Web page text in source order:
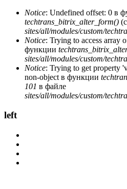
Notice: Undefined offset: 0 в
techtrans_bitrix_alter_form()
sites/all/modules/custom/
Notice: Trying to access array
функции
sites/all/modules/custom/
Notice: Trying to get property
non-object в функции
101 в файле
sites/all/modules/custom/
left